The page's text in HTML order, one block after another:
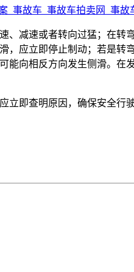
减速或者转向过猛；在转
应立即停止制动；若是转
向相反方向发生侧滑。在
即查明原因，确保安全行